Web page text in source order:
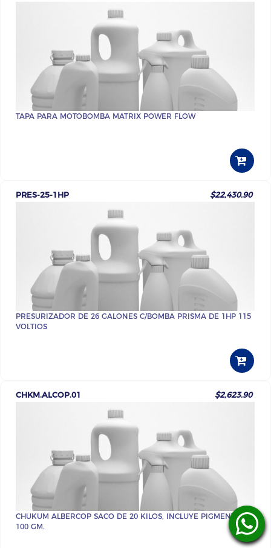
TAPA PARA MOTOBOMBA MATRIX POWER FLOW
PRES-25-1HP $22,430.90
PRESURIZADOR DE 26 GALONES C/BOMBA PRISMA DE 1HP 115
VOLTIOS
CHKM.ALCOP.01 $2,623.90
CHUKUM ALBERCOP SACO DE 20 KILOS, INCLUYE PIGMENTO DE
100 GM.